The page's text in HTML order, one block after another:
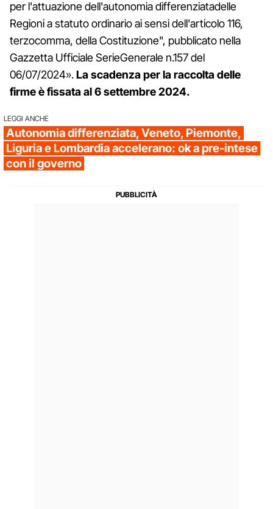
per l'attuazione dell'autonomia differenziatadelle
Regioni a statuto ordinario ai sensi dell'articolo 116,
terzocomma, della Costituzione", pubblicato nella
Gazzetta Ufficiale SerieGenerale n.157 del
06/07/2024».La scadenza per la raccolta delle
firme è fissata al 6 settembre 2024.
LEGGI ANCHE
Autonomia differenziata, Veneto, Piemonte,
Liguria e Lombardia accelerano: ok a pre-intese
con il governo